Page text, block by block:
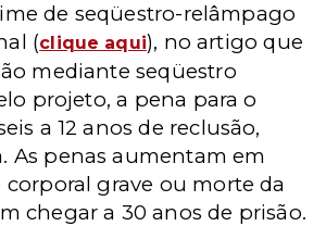
de seqüestro-relâmpago
(clique aqui), no artigo que
mediante seqüestro
projeto, a pena para o
a 12 anos de reclusão,
As penas aumentam em
corporal grave ou morte da
chegar a 30 anos de prisão.